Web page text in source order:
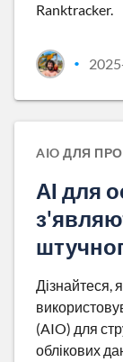
Ranktracker.
•
AIO ДЛЯ
АІ для
Дізнайтеся,
(AIO) для
облікових